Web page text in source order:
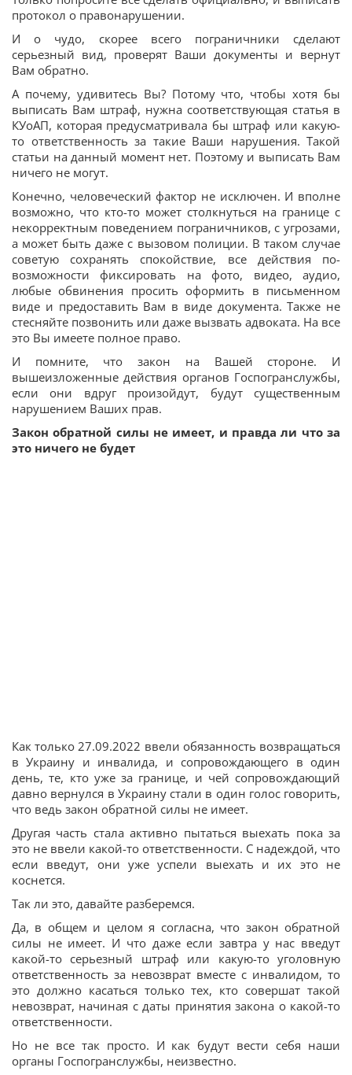
протокол о правонарушении.
И о чудо, скорее всего пограничники сделают
серьезный вид, проверят Ваши документы и вернут
Вам обратно.
А почему, удивитесь Вы? Потому что, чтобы хотя бы
выписать Вам штраф, нужна соответствующая статья в
КУоАП, которая предусматривала бы штраф или какую-
то ответственность за такие Ваши нарушения. Такой
статьи на данный момент нет. Поэтому и выписать Вам
ничего не могут.
Конечно, человеческий фактор не исключен. И вполне
возможно, что кто-то может столкнуться на границе с
некорректным поведением пограничников, с угрозами,
а может быть даже с вызовом полиции. В таком случае
советую сохранять спокойствие, все действия по-
возможности фиксировать на фото, видео, аудио,
любые обвинения просить оформить в письменном
виде и предоставить Вам в виде документа. Также не
стесняйте позвонить или даже вызвать адвоката. На все
это Вы имеете полное право.
И помните, что закон на Вашей стороне. И
вышеизложенные действия органов Госпогранслужбы,
если они вдруг произойдут, будут существенным
нарушением Ваших прав.
Закон обратной силы не имеет, и правда ли что за
это ничего не будет
Как только 27.09.2022 ввели обязанность возвращаться
в Украину и инвалида, и сопровождающего в один
день, те, кто уже за границе, и чей сопровождающий
давно вернулся в Украину стали в один голос говорить,
что ведь закон обратной силы не имеет.
Другая часть стала активно пытаться выехать пока за
это не ввели какой-то ответственности. С надеждой, что
если введут, они уже успели выехать и их это не
коснется.
Так ли это, давайте разберемся.
Да, в общем и целом я согласна, что закон обратной
силы не имеет. И что даже если завтра у нас введут
какой-то серьезный штраф или какую-то уголовную
ответственность за невозврат вместе с инвалидом, то
это должно касаться только тех, кто совершат такой
невозврат, начиная с даты принятия закона о какой-то
ответственности.
Но не все так просто. И как будут вести себя наши
органы Госпогранслужбы, неизвестно.